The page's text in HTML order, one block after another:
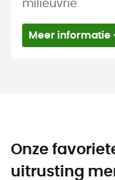
milieuvrie
Meer informatie
Onze
uitrusting